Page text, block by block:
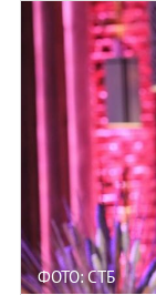
ФОТО: СТБ